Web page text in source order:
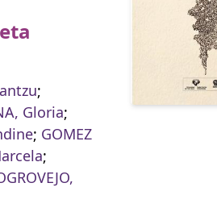
;
Gloria;
; GOMEZ
;